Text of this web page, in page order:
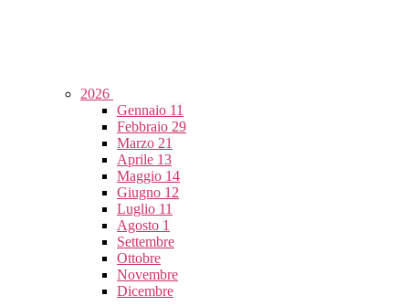
2026
Gennaio 11
Febbraio 29
Marzo 21
Aprile 13
Maggio 14
Giugno 12
Luglio 11
Agosto 1
Settembre
Ottobre
Novembre
Dicembre